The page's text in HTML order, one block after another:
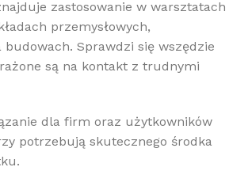
zastosowanie w warsztatach
przemysłowych,
budowach. Sprawdzi się wszędzie
są na kontakt z trudnymi
dla firm oraz użytkowników
potrzebują skutecznego środka